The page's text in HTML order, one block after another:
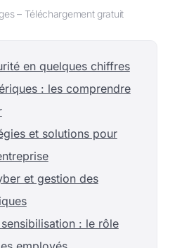
– Téléchargement gratuit
en quelques chiffres
: les comprendre
et solutions pour
et gestion des
: le rôle